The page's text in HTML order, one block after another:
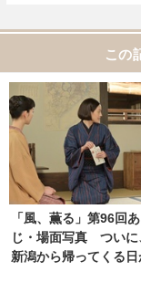
この
「風、薫る」第96回
じ・場面写真 ついに
新潟から帰ってくる